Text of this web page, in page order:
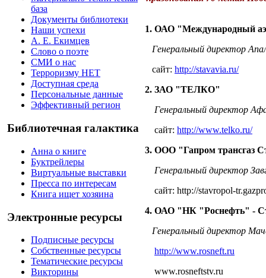
база
Документы библиотеки
Наши успехи
А. Е. Екимцев
Слово о поэте
СМИ о нас
Терроризму НЕТ
Доступная среда
Персональные данные
Эффективный регион
Библиотечная галактика
Анна о книге
Буктрейлеры
Виртуальные выставки
Пресса по интересам
Книга ищет хозяина
Электронные ресурсы
Подписные ресурсы
Собственные ресурсы
Тематические ресурсы
Викторины
1. ОАО "Международный
Генеральный директор
сайт: http://stavavia.ru/
2. ЗАО "ТЕЛКО"
Генеральный директор
сайт: http://www.telko.ru/
3. ООО "Гапром трансгаз
Генеральный директор
сайт: http://stavropol-
4. ОАО "НК "Роснефть" -
Генеральный директор
http://www.rosneft.ru
www.rosneftstv.ru